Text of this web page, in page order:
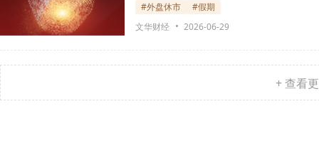
#外盘休市
#假期
文华财经
2026-06-29
+ 查看